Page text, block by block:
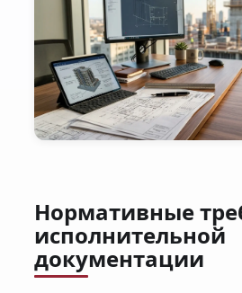
Нормативные
исполнительной
документации